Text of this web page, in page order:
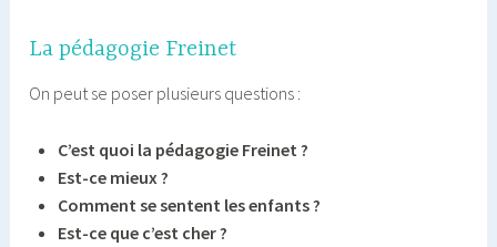
La pédagogie Freinet
On peut se poser plusieurs questions :
C’est quoi la pédagogie Freinet ?
Est-ce mieux ?
Comment se sentent les enfants ?
Est-ce que c’est cher ?